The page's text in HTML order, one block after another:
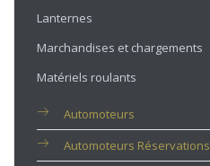
Lanternes
Marchandises et chargements
Matériels roulants
Automoteurs
Automoteurs Réservations